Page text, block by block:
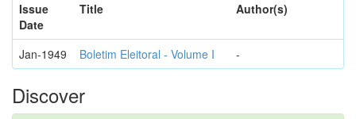
Issue
Date
Title Author(s)
Jan-1949 Boletim Eleitoral - Volume I -
Discover